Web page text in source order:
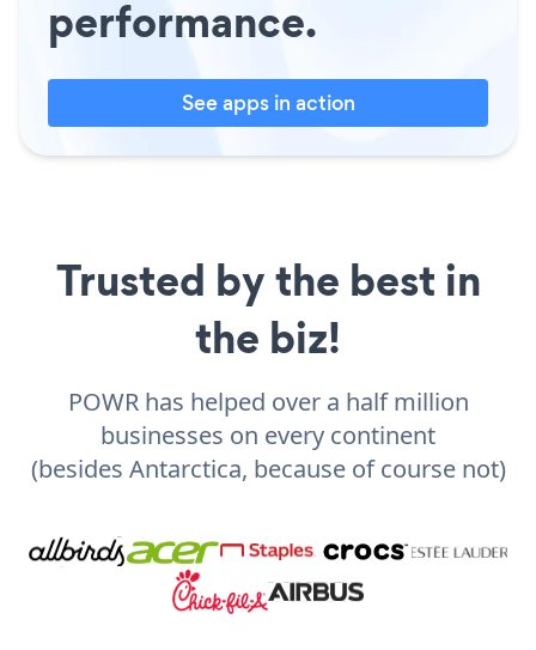
performance.
See apps in action
Trusted by the best in
the biz!
POWR has helped over a half million
businesses on every continent
(besides Antarctica, because of course not)